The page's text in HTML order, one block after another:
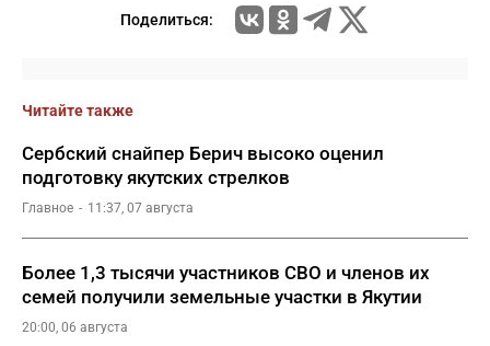
Поделиться:
Читайте также
Сербский снайпер Берич высоко оценил
подготовку якутских стрелков
Главное 11:37, 07 августа
Более 1,3 тысячи участников СВО и членов их
семей получили земельные участки в Якутии
20:00, 06 августа